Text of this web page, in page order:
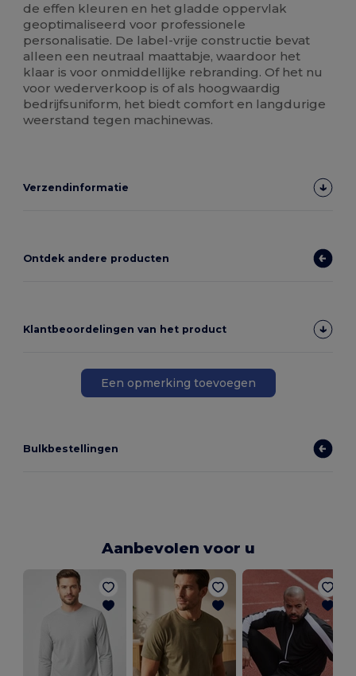
de effen kleuren en het gladde oppervlak
geoptimaliseerd voor professionele
personalisatie. De label-vrije constructie bevat
alleen een neutraal maattabje, waardoor het
klaar is voor onmiddellijke rebranding. Of het nu
voor wederverkoop is of als hoogwaardig
bedrijfsuniform, het biedt comfort en langdurige
weerstand tegen machinewas.
Verzendinformatie
Ontdek andere producten
Klantbeoordelingen van het product
Een opmerking toevoegen
Bulkbestellingen
Aanbevolen voor u